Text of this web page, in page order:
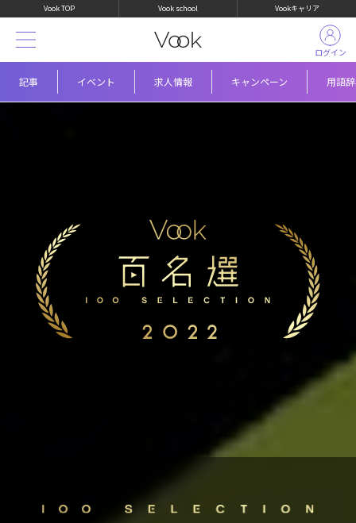
Vook TOP Vook school Vookキャリア
記事 イベント 求人情報 キャンペーン 用語
ログイン